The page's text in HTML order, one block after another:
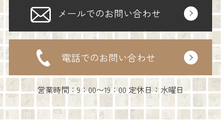
メールでのお問い合わせ
電話でのお問い合わせ
営業時間：9：00〜19：00 定休日：水曜日